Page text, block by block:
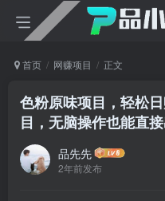
首页 网赚项目 正文
色粉原味项目，轻松
目，无脑操作也能直
品先先
2年前发布